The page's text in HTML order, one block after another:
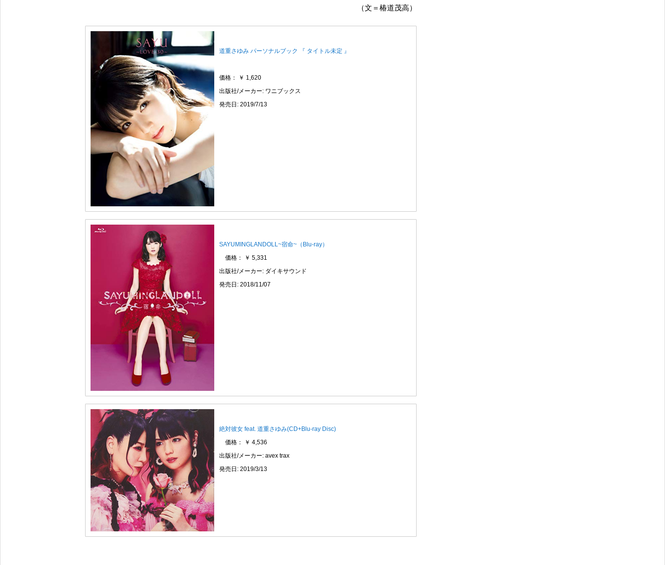
（文＝椿道茂高）
道重さゆみ パーソナルブック 『 タイトル未定 』
価格： ￥ 1,620
出版社/メーカー: ワニブックス
発売日: 2019/7/13
SAYUMINGLANDOLL~宿命~（Blu-ray）
価格： ￥ 5,331
出版社/メーカー: ダイキサウンド
発売日: 2018/11/07
絶対彼女 feat. 道重さゆみ(CD+Blu-ray Disc)
価格： ￥ 4,536
出版社/メーカー: avex trax
発売日: 2019/3/13